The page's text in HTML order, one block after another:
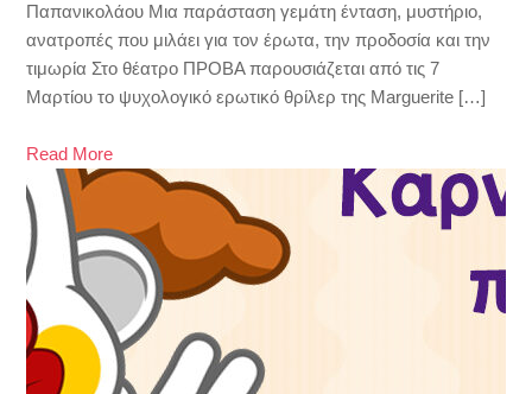
Παπανικολάου Μια παράσταση γεμάτη ένταση, μυστήριο,
ανατροπές που μιλάει για τον έρωτα, την προδοσία και την
τιμωρία Στο θέατρο ΠΡΟΒΑ παρουσιάζεται από τις 7
Μαρτίου το ψυχολογικό ερωτικό θρίλερ της Marguerite […]
Read More